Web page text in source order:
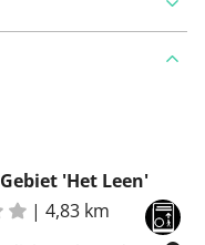
'Het Leen'
|4,83 km